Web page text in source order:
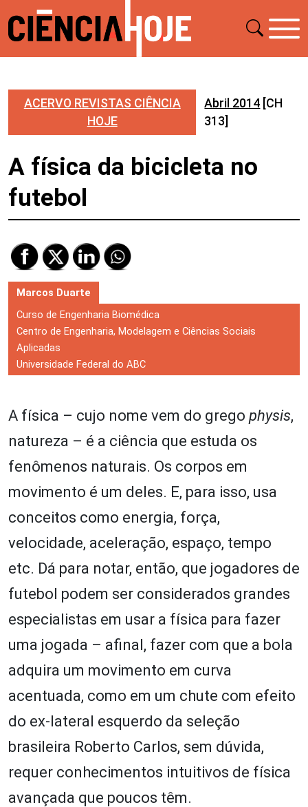
ACERVO REVISTAS CIÊNCIA
HOJE
Abril 2014 [CH
313]
A física da bicicleta no
futebol
Marcos Duarte
Curso de Engenharia Biomédica
Centro de Engenharia, Modelagem e Ciências Sociais
Aplicadas
Universidade Federal do ABC
A física – cujo nome vem do grego physis,
natureza – é a ciência que estuda os
fenômenos naturais. Os corpos em
movimento é um deles. E, para isso, usa
conceitos como energia, força,
velocidade, aceleração, espaço, tempo
etc. Dá para notar, então, que jogadores de
futebol podem ser considerados grandes
especialistas em usar a física para fazer
uma jogada – afinal, fazer com que a bola
adquira um movimento em curva
acentuada, como em um chute com efeito
do ex-lateral esquerdo da seleção
brasileira Roberto Carlos, sem dúvida,
requer conhecimentos intuitivos de física
avançada que poucos têm.